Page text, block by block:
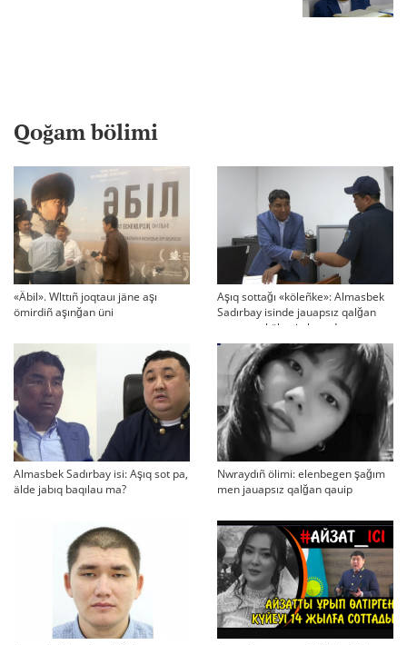
Qoğam bölimi
«Äbil». Wlttıñ joqtauı jäne aşı
ömirdiñ aşınğan üni
Aşıq sottağı «köleñke»: Almasbek
Sadırbay isinde jauapsız qalğan
swraqtar köbeyip baradı
Almasbek Sadırbay isi: Aşıq sot pa,
älde jabıq baqılau ma?
Nwraydıñ ölimi: elenbegen şağım
men jauapsız qalğan qauip